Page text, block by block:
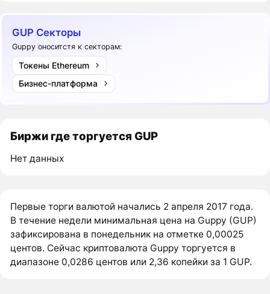
GUP Секторы
Guppy оноситстя к секторам:
Токены Ethereum
Бизнес-платформа
Биржи где торгуется GUP
Нет данных
Первые торги валютой начались 2 апреля 2017 года.
В течение недели минимальная цена на Guppy (GUP)
зафиксирована в понедельник на отметке 0,00025
центов. Сейчас криптовалюта Guppy торгуется в
диапазоне 0,0286 центов или 2,36 копейки за 1 GUP.